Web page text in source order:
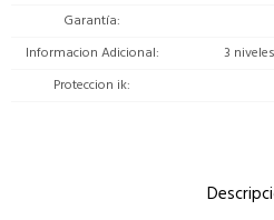
Garantía
Informacion Adicional
3
Proteccion ik